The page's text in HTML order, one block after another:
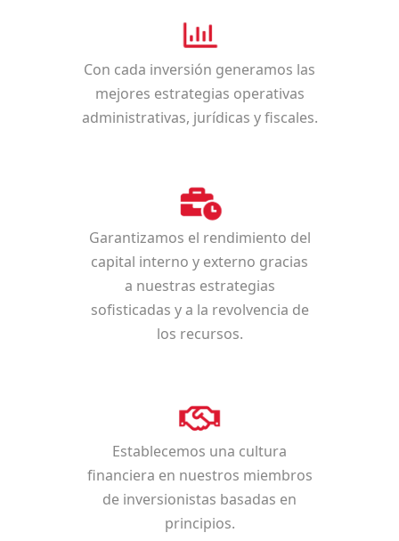
Con cada inversión generamos las
mejores estrategias operativas
administrativas, jurídicas y fiscales.
Garantizamos el rendimiento del
capital interno y externo gracias
a nuestras estrategias
sofisticadas y a la revolvencia de
los recursos.
Establecemos una cultura
financiera en nuestros miembros
de inversionistas basadas en
principios.